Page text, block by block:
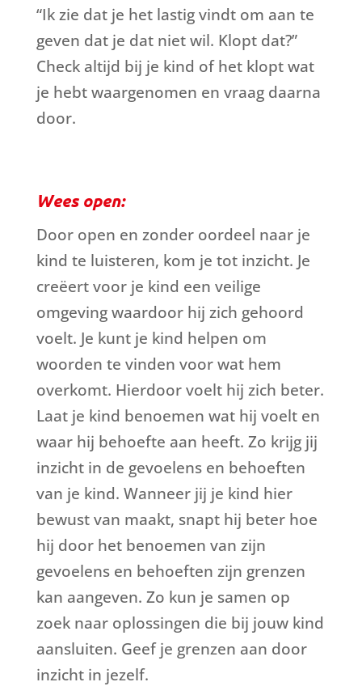
“Ik zie dat je het lastig vindt om aan te
geven dat je dat niet wil. Klopt dat?”
Check altijd bij je kind of het klopt wat
je hebt waargenomen en vraag daarna
door.
Wees open:
Door open en zonder oordeel naar je
kind te luisteren, kom je tot inzicht. Je
creëert voor je kind een veilige
omgeving waardoor hij zich gehoord
voelt. Je kunt je kind helpen om
woorden te vinden voor wat hem
overkomt. Hierdoor voelt hij zich beter.
Laat je kind benoemen wat hij voelt en
waar hij behoefte aan heeft. Zo krijg jij
inzicht in de gevoelens en behoeften
van je kind. Wanneer jij je kind hier
bewust van maakt, snapt hij beter hoe
hij door het benoemen van zijn
gevoelens en behoeften zijn grenzen
kan aangeven. Zo kun je samen op
zoek naar oplossingen die bij jouw kind
aansluiten. Geef je grenzen aan door
inzicht in jezelf.